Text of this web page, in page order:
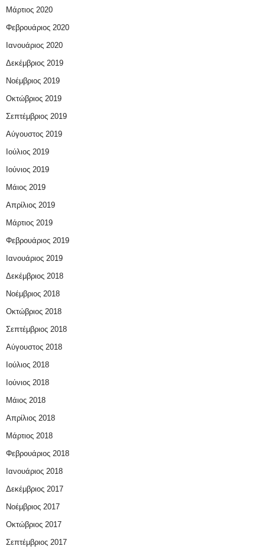
Μάρτιος 2020
Φεβρουάριος 2020
Ιανουάριος 2020
Δεκέμβριος 2019
Νοέμβριος 2019
Οκτώβριος 2019
Σεπτέμβριος 2019
Αύγουστος 2019
Ιούλιος 2019
Ιούνιος 2019
Μάιος 2019
Απρίλιος 2019
Μάρτιος 2019
Φεβρουάριος 2019
Ιανουάριος 2019
Δεκέμβριος 2018
Νοέμβριος 2018
Οκτώβριος 2018
Σεπτέμβριος 2018
Αύγουστος 2018
Ιούλιος 2018
Ιούνιος 2018
Μάιος 2018
Απρίλιος 2018
Μάρτιος 2018
Φεβρουάριος 2018
Ιανουάριος 2018
Δεκέμβριος 2017
Νοέμβριος 2017
Οκτώβριος 2017
Σεπτέμβριος 2017